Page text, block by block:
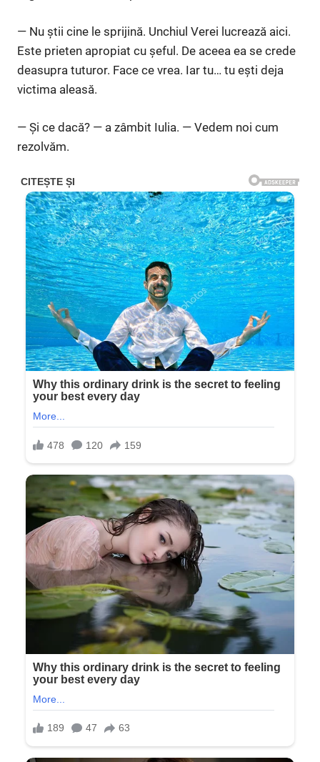
— Nu știi cine le sprijină. Unchiul Verei lucrează aici.
Este prieten apropiat cu șeful. De aceea ea se crede
deasupra tuturor. Face ce vrea. Iar tu… tu ești deja
victima aleasă.
— Și ce dacă? — a zâmbit Iulia. — Vedem noi cum
rezolvăm.